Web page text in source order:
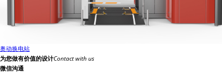
奥动换电站
为您做有价值的设计Contact with us
微信沟通